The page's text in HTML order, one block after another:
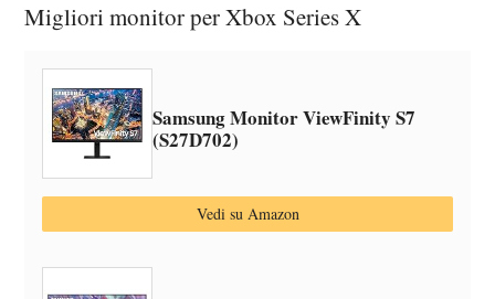
Migliori monitor per Xbox Series X
Samsung Monitor ViewFinity S7
(S27D702)
Vedi su Amazon